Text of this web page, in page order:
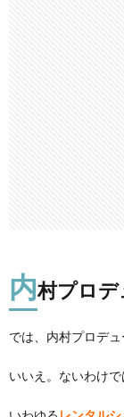
内村プロデ
では、内村プロデ
いいえ。ないわけで